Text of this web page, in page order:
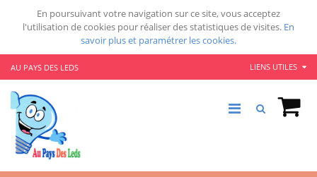
En poursuivant votre navigation sur ce site, vous acceptez
l'utilisation de cookies pour réaliser des statistiques de visites. En
savoir plus et paramétrer les cookies.
AU PAYS DES LEDS LIENS UTILES